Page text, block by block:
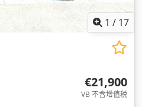
1 / 17
€21,900
VB 不含增值税